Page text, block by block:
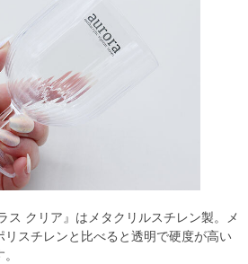
ス クリア』はメタクリルスチレン製。メ
リスチレンと比べると透明で硬度が高い